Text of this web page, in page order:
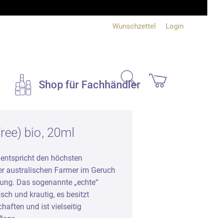
Wunschzettel Login
Geschenke
Bücher und Info
Bücher
Produktinfo
Shop für Fachhändlersearch
bio, 20ml
den höchsten
australischen Farmer im Geruch
Das sogenannte „echte“
und krautig, es besitzt
und ist vielseitig